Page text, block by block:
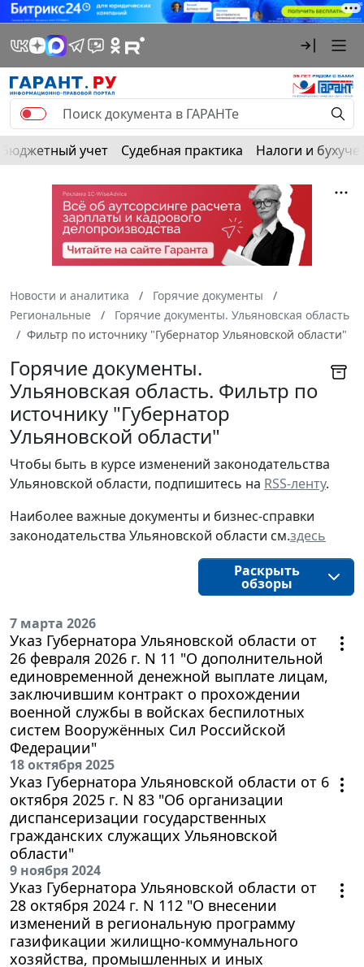
Бюджетный учет Судебная практика Налоги и
Новости и аналитика
Горячие документы
Региональные
Горячие документы. Ульяновская область
Фильтр по источнику "Губернатор Ульяновской области"
Горячие документы.
Ульяновская область. Фильтр по
источнику "Губернатор
Ульяновской области"
Чтобы быть в курсе изменений законодательства
Ульяновской области, подпишитесь на RSS-ленту.
Наиболее важные документы и бизнес-справки
законодательства Ульяновской области см.здесь
Раскрыть
обзоры
7 марта 2026
Указ Губернатора Ульяновской области от
26 февраля 2026 г. N 11 "О дополнительной
единовременной денежной выплате лицам,
заключившим контракт о прохождении
военной службы в войсках беспилотных
систем Вооружённых Сил Российской
Федерации"
18 октября 2025
Указ Губернатора Ульяновской области от 6
октября 2025 г. N 83 "Об организации
диспансеризации государственных
гражданских служащих Ульяновской
области"
9 ноября 2024
Указ Губернатора Ульяновской области от
28 октября 2024 г. N 112 "О внесении
изменений в региональную программу
газификации жилищно-коммунального
хозяйства, промышленных и иных